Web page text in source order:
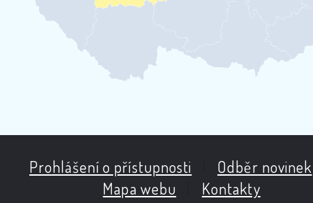
Prohlášení o přístupnosti Odběr novinek
Mapa webu
Kontakty